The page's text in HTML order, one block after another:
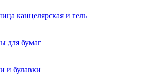
канцелярская и гель
для бумаг
и булавки